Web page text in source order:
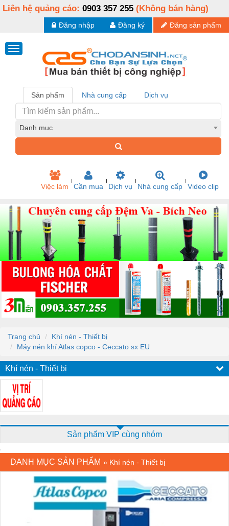
Liên hệ quảng cáo: 0903 357 255 (Không bán hàng)
Đăng sản phẩm
Đăng ký
Đăng nhập
Sản phẩm Nhà cung cấp Dịch vụ
Danh mục
Việc làm Cần mua Dịch vụ Nhà cung cấp Video clip
Trang chủ
Khí nén - Thiết bị
Máy nén khí Atlas copco - Ceccato sx EU
Khí nén - Thiết bị
Sản phẩm VIP cùng nhóm
DANH MỤC SẢN PHẨM » Khí nén - Thiết bị